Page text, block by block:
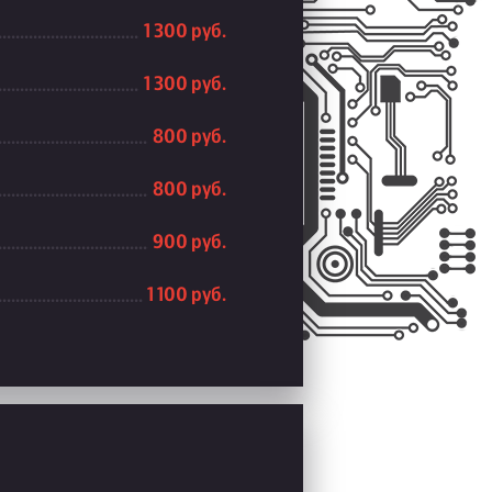
1 300 руб.
1 300 руб.
800 руб.
800 руб.
900 руб.
1 100 руб.